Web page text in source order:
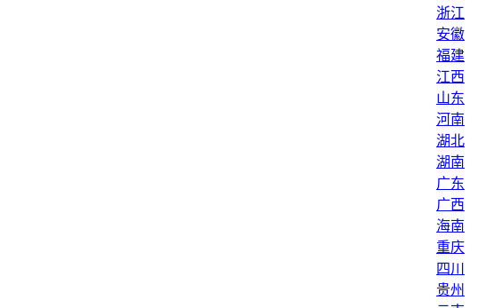
浙江
安徽
福建
江西
山东
河南
湖北
湖南
广东
广西
海南
重庆
四川
贵州